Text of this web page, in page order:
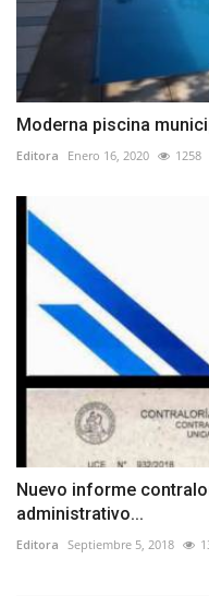
Moderna piscina
Editora Enero 16, 2020 1258
Nuevo informe
administrativo...
Editora Septiembre 5, 2018